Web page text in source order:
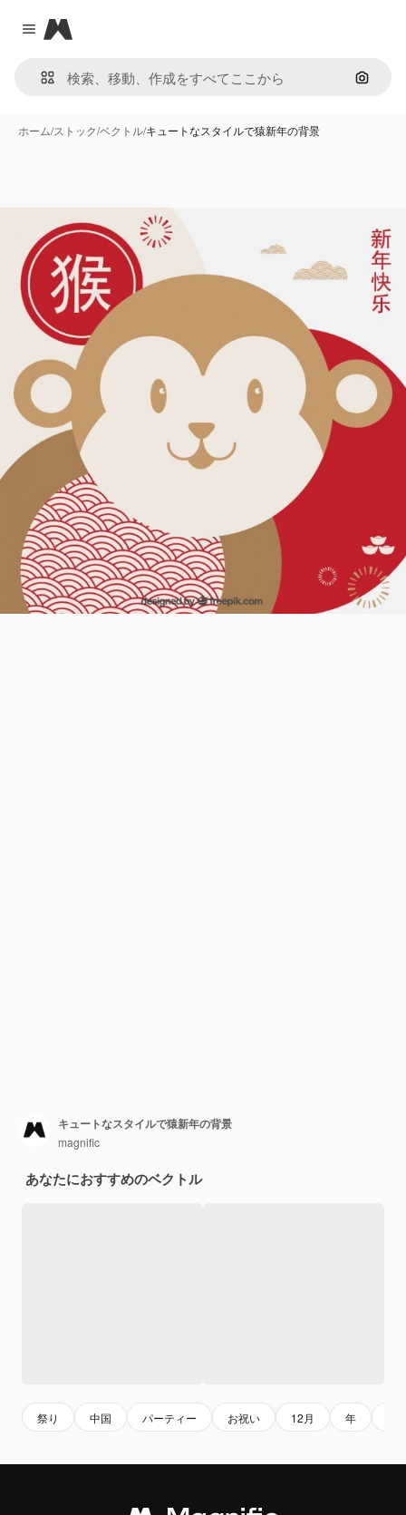
Close menu
Magnific
画像で
ホーム/ストック/ベクトル/キュートなスタイルで猿新年の背景
キュートなスタイルで猿新年の背景
magnific
あなたにおすすめのベクトル
祭り 中国 パーティー お祝い 12月 年